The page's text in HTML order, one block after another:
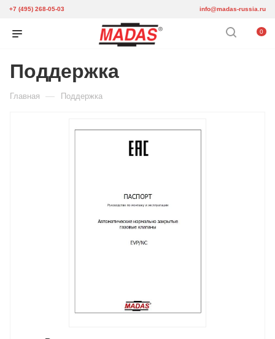
+7 (495) 268-05-03 info@madas-russia.ru
0
Поддержка
Главная — Поддержка